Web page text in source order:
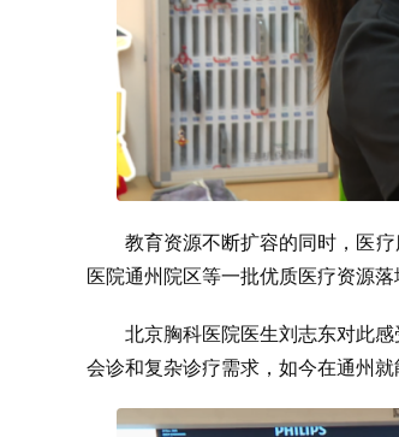
教育资源不断扩容的同时，医
医院通州院区等一批优质医疗资源
北京胸科医院医生刘志东对此
会诊和复杂诊疗需求，如今在通州就